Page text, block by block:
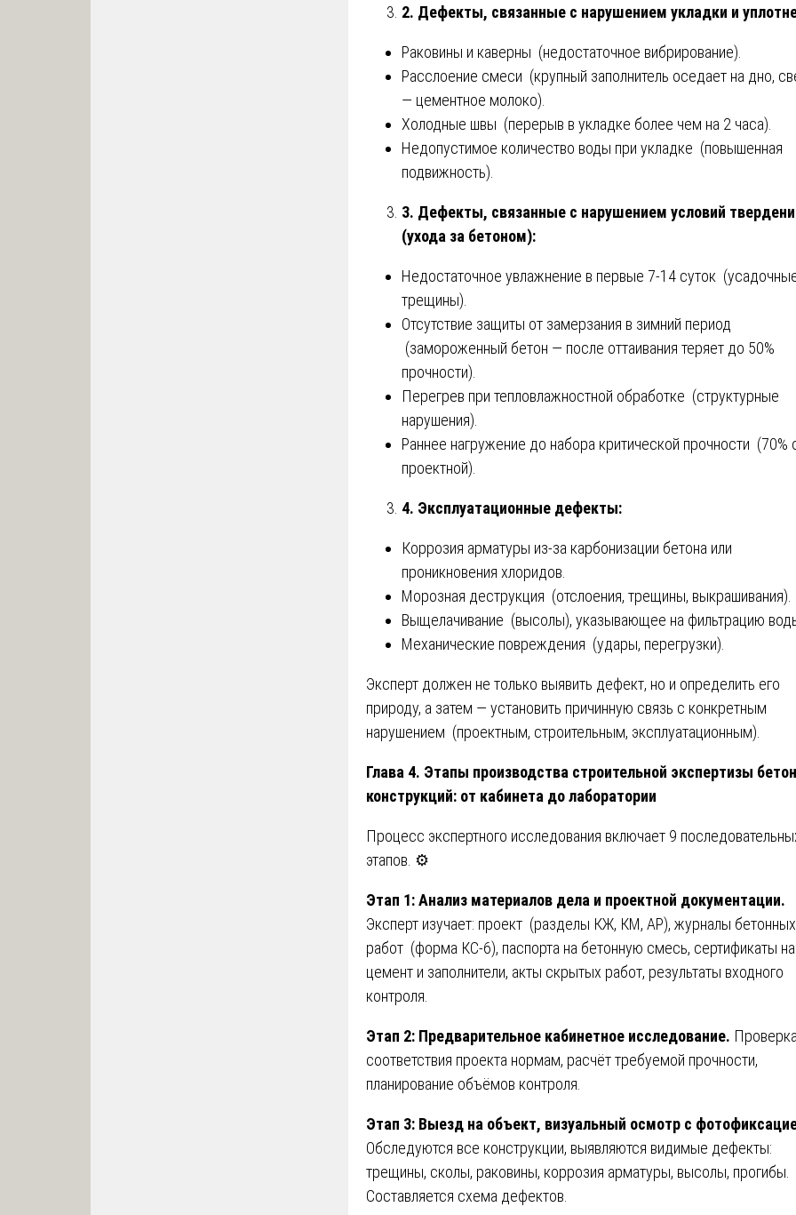
2. Дефекты, связанные с нарушением укладки и
Раковины и каверны (недостаточное вибрирование).
Расслоение смеси (крупный заполнитель оседает на дно,
— цементное молоко).
Холодные швы (перерыв в укладке более чем на 2 часа).
Недопустимое количество воды при укладке (повышенная
подвижность).
3. Дефекты, связанные с нарушением условий
(ухода за бетоном):
Недостаточное увлажнение в первые 7-14 суток
трещины).
Отсутствие защиты от замерзания в зимний период
(замороженный бетон — после оттаивания теряет до 50%
прочности).
Перегрев при тепловлажностной обработке (структурные
нарушения).
Раннее нагружение до набора критической прочности (70%
проектной).
4. Эксплуатационные дефекты:
Коррозия арматуры из-за карбонизации бетона или
проникновения хлоридов.
Морозная деструкция (отслоения, трещины, выкрашивания).
Выщелачивание (высолы), указывающее на фильтрацию
Механические повреждения (удары, перегрузки).
Эксперт должен не только выявить дефект, но и определить его
природу, а затем — установить причинную связь с конкретным
нарушением (проектным, строительным, эксплуатационным).
Глава 4. Этапы производства строительной экспертизы
конструкций: от кабинета до лаборатории
Процесс экспертного исследования включает 9
этапов. ⚙️
Этап 1: Анализ материалов дела и проектной документации.
Эксперт изучает: проект (разделы КЖ, КМ, АР), журналы бетонных
работ (форма КС-6), паспорта на бетонную смесь, сертификаты на
цемент и заполнители, акты скрытых работ, результаты входного
контроля.
Этап 2: Предварительное кабинетное исследование. Проверка
соответствия проекта нормам, расчёт требуемой прочности,
планирование объёмов контроля.
Этап 3: Выезд на объект, визуальный осмотр с
Обследуются все конструкции, выявляются видимые дефекты:
трещины, сколы, раковины, коррозия арматуры, высолы, прогибы.
Составляется схема дефектов.